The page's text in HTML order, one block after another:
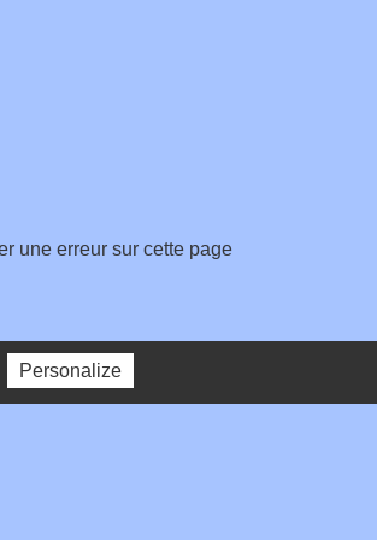
une erreur sur cette page
Personalize